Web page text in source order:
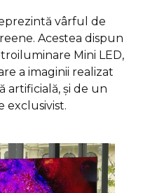
vârful de
Acestea dispun
Mini LED,
a imaginii realizat
artificială, și de un
exclusivist.